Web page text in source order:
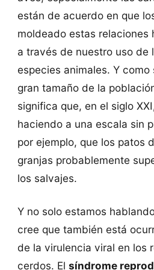
están de acuerdo en que
moldeado estas relaciones
a través de nuestro uso de
especies animales. Y como
gran tamaño de la
significa que, en el siglo
haciendo a una escala sin
por ejemplo, que los patos
granjas probablemente
los salvajes.
Y no solo estamos
cree que también está
de la virulencia viral en los
cerdos. El síndrome